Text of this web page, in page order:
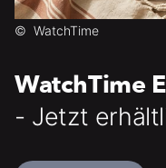
© WatchTime
WatchTime
- Jetzt